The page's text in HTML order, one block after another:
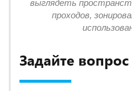
Задайте вопрос
выглядеть
проходов,